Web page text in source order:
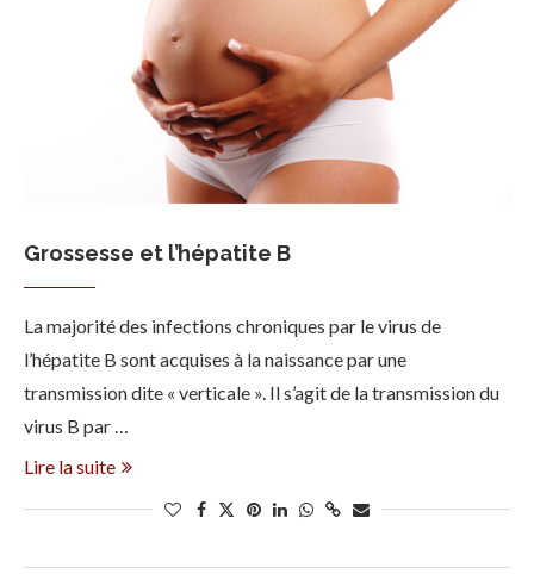
Grossesse et l’hépatite B
La majorité des infections chroniques par le virus de
l’hépatite B sont acquises à la naissance par une
transmission dite « verticale ». Il s’agit de la transmission du
virus B par …
Lire la suite